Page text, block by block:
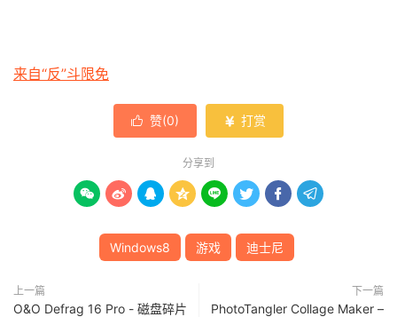
来自“反”斗限免
 赞(0)  打赏
分享到
       
Windows8 游戏 迪士尼
上一篇
O&O Defrag 16 Pro - 磁盘碎片
下一篇
PhotoTangler Collage Maker –